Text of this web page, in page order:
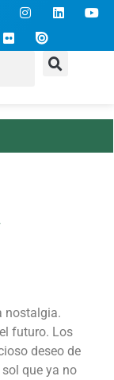
nostalgia.
futuro. Los
deseo de
que ya no